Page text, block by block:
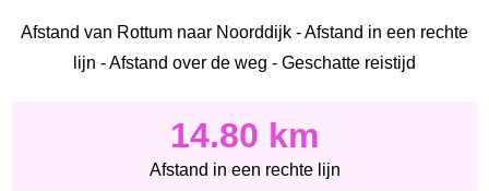
Afstand van Rottum naar Noorddijk - Afstand in een rechte
lijn - Afstand over de weg - Geschatte reistijd
14.80 km
Afstand in een rechte lijn